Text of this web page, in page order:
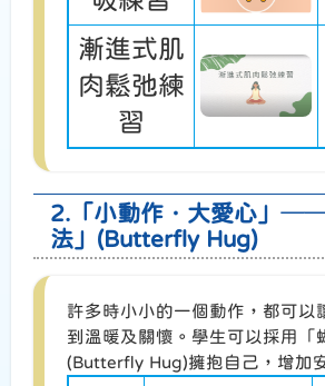
漸進式肌
肉鬆弛練
習
2.「小動作．大愛心」
法」(Butterfly Hug)
許多時小小的一個動作，都可以
到溫暖及關懷。學生可以採用「
(Butterfly Hug)擁抱自己，增加